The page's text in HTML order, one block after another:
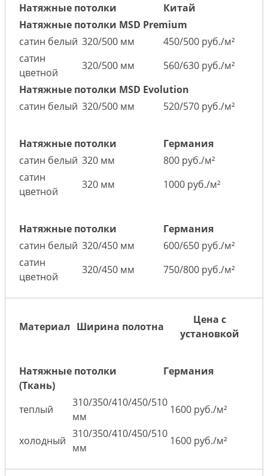
Натяжные потолки
Китай
Натяжные потолки MSD Premium
сатин белый 320/500 мм
450/500 руб./м²
сатин
цветной
320/500 мм
560/630 руб./м²
Натяжные потолки MSD Evolution
сатин белый 320/500 мм 520/570 руб./м²
Натяжные потолки
Германия
сатин белый 320 мм
800 руб./м²
сатин
цветной
320 мм 1000 руб./м²
Натяжные потолки
Германия
сатин белый 320/450 мм
600/650 руб./м²
сатин
цветной
320/450 мм 750/800 руб./м²
Материал Ширина полотна
Цена с
установкой
Натяжные потолки
Германия
(Ткань)
теплый
310/350/410/450/510
мм
1600 руб./м²
холодный
310/350/410/450/510
мм
1600 руб./м²